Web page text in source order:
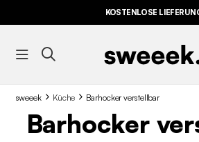
KOSTENLOSE
sweeek Küche Barhocker verstellbar
Barhocker